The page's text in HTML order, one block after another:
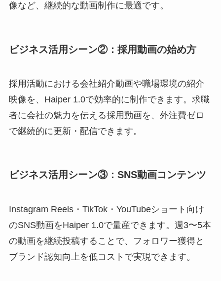
像など、継続的な動画制作に最適です。
ビジネス活用シーン②：採用動画の始め方
採用活動における会社紹介動画や職場環境の紹介
映像を、Haiper 1.0で効率的に制作できます。求職
者に会社の魅力を伝える採用動画を、外注費ゼロ
で継続的に更新・配信できます。
ビジネス活用シーン③：SNS動画コンテンツ
Instagram Reels・TikTok・YouTubeショート向け
のSNS動画をHaiper 1.0で量産できます。週3〜5本
の動画を継続投稿することで、フォロワー獲得と
ブランド認知向上を低コストで実現できます。